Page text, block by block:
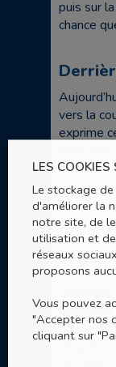
puis sur la
chance
vers la
exprime
n’arrive
pas
qu’il
changer
peines
nouveaux
ou
LES COOKIES
Le stockage
d'améliorer la
notre site, de
utilisation et
réseaux
proposons
Vous pouvez
"Accepter nos
cliquant sur